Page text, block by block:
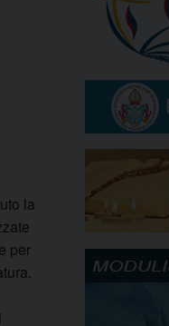
la
per